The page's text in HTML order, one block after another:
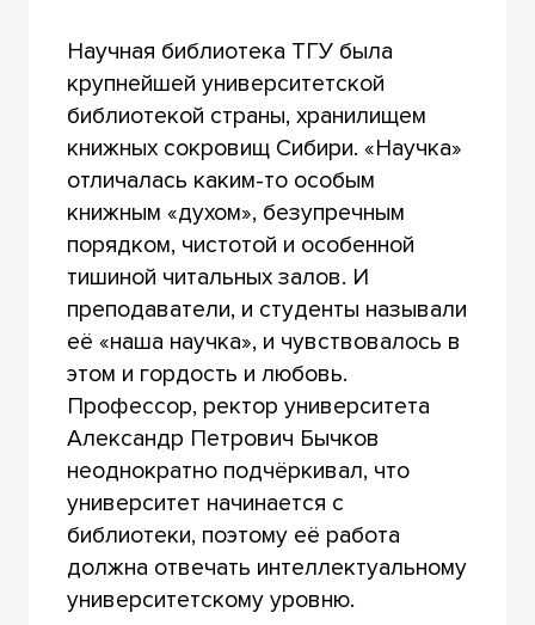
Научная библиотека ТГУ была
крупнейшей университетской
библиотекой страны, хранилищем
книжных сокровищ Сибири. «Научка»
отличалась каким-то особым
книжным «духом», безупречным
порядком, чистотой и особенной
тишиной читальных залов. И
преподаватели, и студенты называли
её «наша научка», и чувствовалось в
этом и гордость и любовь.
Профессор, ректор университета
Александр Петрович Бычков
неоднократно подчёркивал, что
университет начинается с
библиотеки, поэтому её работа
должна отвечать интеллектуальному
университетскому уровню.